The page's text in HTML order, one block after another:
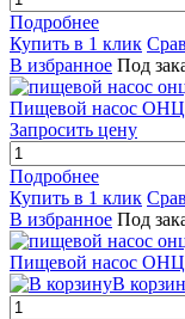
Подробнее
Купить в 1 клик
В избранное Под
Пищевой насос ОНЦ
Запросить цену
Подробнее
Купить в 1 клик
В избранное Под
Пищевой насос ОНЦ
В